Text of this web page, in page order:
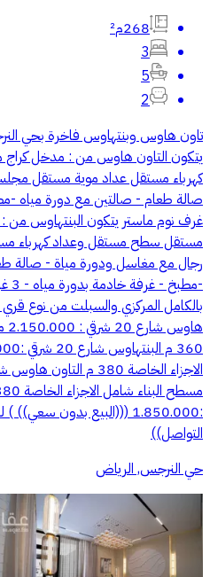
268م²
3
5
2
تاون هاوس وبنتهاوس فاخرة بحي
يتكون التاون هاوس من : مدخل
كهرباء مستقل عداد موية مستقل
غرف نوم ماستر يتكون البنتهاوس
مستقل سطح مستقل وعداد كهرباء
رجال مع مغاسل ودورة مياة - صالة
-
بالكامل المركزي والسبلت من نوع
:1.850.000 (((البيع بدون
التواصل))
حي النرجس, الرياض